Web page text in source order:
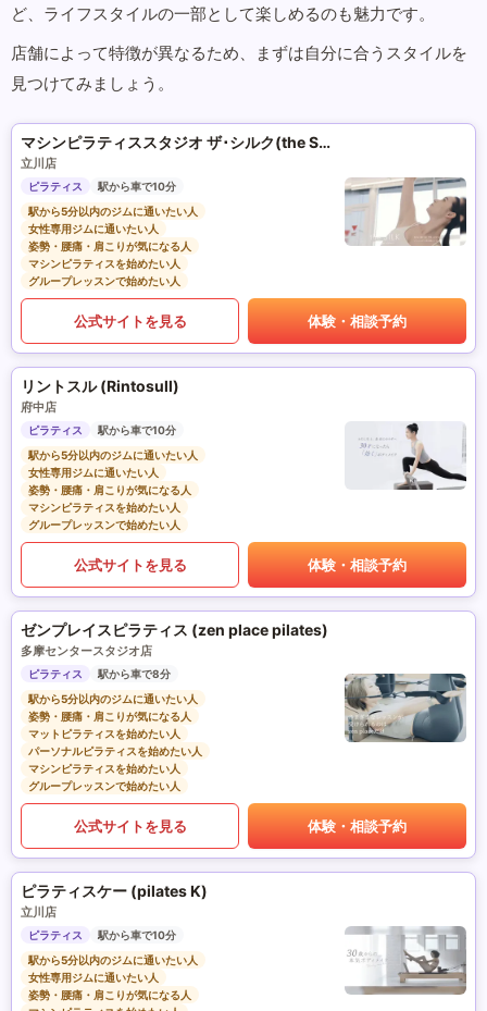
ど、ライフスタイルの一部として楽しめるのも魅力です。
店舗によって特徴が異なるため、まずは自分に合うスタイルを
見つけてみましょう。
マシンピラティススタジオ ザ･シルク(the SILK)
立川店
ピラティス
駅から車で10分
駅から5分以内のジムに通いたい人
女性専用ジムに通いたい人
姿勢・腰痛・肩こりが気になる人
マシンピラティスを始めたい人
グループレッスンで始めたい人
公式サイトを見る 体験・相談予約
リントスル (Rintosull)
府中店
ピラティス
駅から車で10分
駅から5分以内のジムに通いたい人
女性専用ジムに通いたい人
姿勢・腰痛・肩こりが気になる人
マシンピラティスを始めたい人
グループレッスンで始めたい人
公式サイトを見る 体験・相談予約
ゼンプレイスピラティス (zen place pilates)
多摩センタースタジオ店
ピラティス
駅から車で8分
駅から5分以内のジムに通いたい人
姿勢・腰痛・肩こりが気になる人
マットピラティスを始めたい人
パーソナルピラティスを始めたい人
マシンピラティスを始めたい人
グループレッスンで始めたい人
公式サイトを見る 体験・相談予約
ピラティスケー (pilates K)
立川店
ピラティス
駅から車で10分
駅から5分以内のジムに通いたい人
女性専用ジムに通いたい人
姿勢・腰痛・肩こりが気になる人